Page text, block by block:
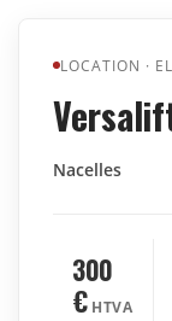
LOCATION ·
Nacelles
300
€ HTVA